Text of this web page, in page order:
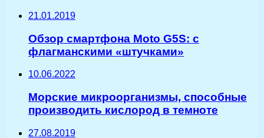
21.01.2019
Обзор смартфона Moto G5S: с
флагманскими «штучками»
10.06.2022
Морские микроорганизмы, способные
производить кислород в темноте
27.08.2019